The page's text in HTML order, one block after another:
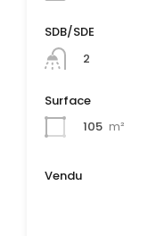
SDB/SDE
2
Surface
105 m²
Vendu